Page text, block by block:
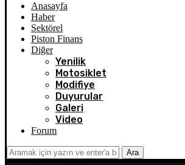
Anasayfa
Haber
Sektörel
Piston Finans
Diğer
Yenilik
Motosiklet
Modifiye
Duyurular
Galeri
Video
Forum
Ara